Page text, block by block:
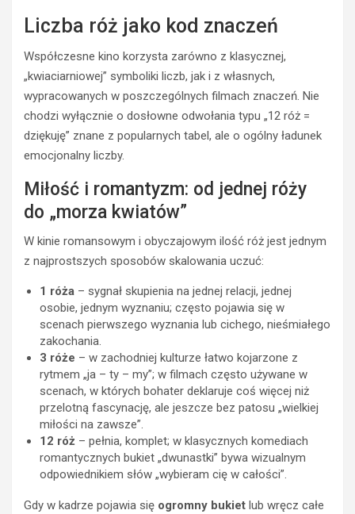
Liczba róż jako kod znaczeń
Współczesne kino korzysta zarówno z klasycznej,
„kwiaciarniowej” symboliki liczb, jak i z własnych,
wypracowanych w poszczególnych filmach znaczeń. Nie
chodzi wyłącznie o dosłowne odwołania typu „12 róż =
dziękuję” znane z popularnych tabel, ale o ogólny ładunek
emocjonalny liczby.
Miłość i romantyzm: od jednej róży
do „morza kwiatów”
W kinie romansowym i obyczajowym ilość róż jest jednym
z najprostszych sposobów skalowania uczuć:
1 róża – sygnał skupienia na jednej relacji, jednej
osobie, jednym wyznaniu; często pojawia się w
scenach pierwszego wyznania lub cichego, nieśmiałego
zakochania.
3 róże – w zachodniej kulturze łatwo kojarzone z
rytmem „ja – ty – my”; w filmach często używane w
scenach, w których bohater deklaruje coś więcej niż
przelotną fascynację, ale jeszcze bez patosu „wielkiej
miłości na zawsze”.
12 róż – pełnia, komplet; w klasycznych komediach
romantycznych bukiet „dwunastki” bywa wizualnym
odpowiednikiem słów „wybieram cię w całości”.
Gdy w kadrze pojawia się ogromny bukiet lub wręcz całe